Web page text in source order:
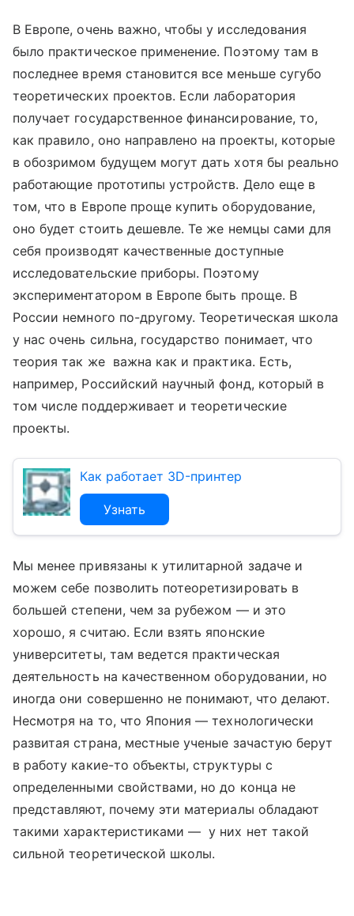
В Европе, очень важно, чтобы у исследования
было практическое применение. Поэтому там в
последнее время становится все меньше сугубо
теоретических проектов. Если лаборатория
получает государственное финансирование, то,
как правило, оно направлено на проекты, которые
в обозримом будущем могут дать хотя бы реально
работающие прототипы устройств. Дело еще в
том, что в Европе проще купить оборудование,
оно будет стоить дешевле. Те же немцы сами для
себя производят качественные доступные
исследовательские приборы. Поэтому
экспериментатором в Европе быть проще. В
России немного по-другому. Теоретическая школа
у нас очень сильна, государство понимает, что
теория так же важна как и практика. Есть,
например, Российский научный фонд, который в
том числе поддерживает и теоретические
проекты.
Как работает 3D-принтер
Узнать
Мы менее привязаны к утилитарной задаче и
можем себе позволить потеоретизировать в
большей степени, чем за рубежом — и это
хорошо, я считаю. Если взять японские
университеты, там ведется практическая
деятельность на качественном оборудовании, но
иногда они совершенно не понимают, что делают.
Несмотря на то, что Япония — технологически
развитая страна, местные ученые зачастую берут
в работу какие-то объекты, структуры с
определенными свойствами, но до конца не
представляют, почему эти материалы обладают
такими характеристиками — у них нет такой
сильной теоретической школы.